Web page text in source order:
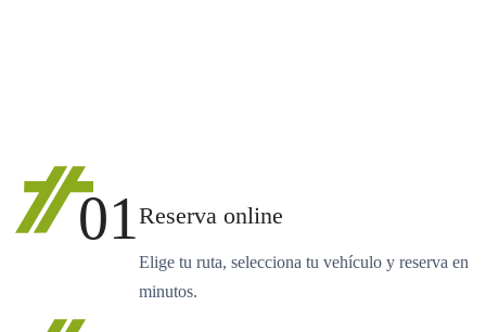
01Reserva online
Elige tu ruta, selecciona tu vehículo y reserva en
minutos.